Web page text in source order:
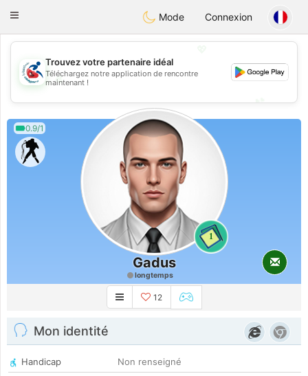
Handi Space
Toggle
Mode Connexion
💖
💕
Trouvez votre partenaire idéal
Téléchargez notre application de rencontre
maintenant !
0.9/1
1
Gadus
longtemps
12
Mon identité
Handicap
Non renseigné